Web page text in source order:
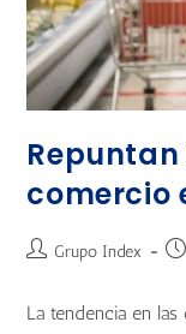
comercio
Grupo Index
La tendencia en